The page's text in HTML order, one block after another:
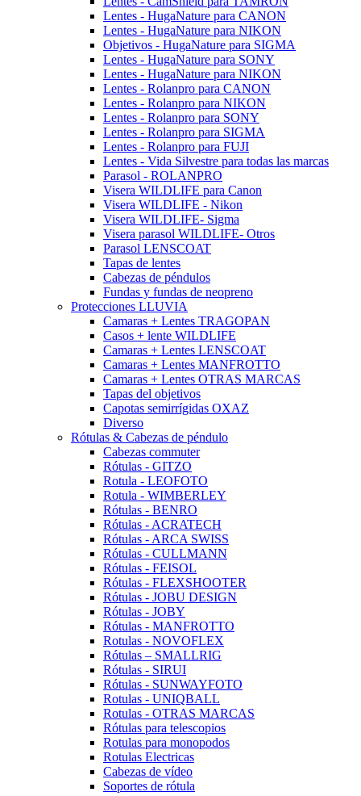
Lentes - HugaNature para CANON
Lentes - HugaNature para NIKON
Objetivos - HugaNature para SIGMA
Lentes - HugaNature para SONY
Lentes - HugaNature para NIKON
Lentes - Rolanpro para CANON
Lentes - Rolanpro para NIKON
Lentes - Rolanpro para SONY
Lentes - Rolanpro para SIGMA
Lentes - Rolanpro para FUJI
Lentes - Vida Silvestre para todas las marcas
Parasol - ROLANPRO
Visera WILDLIFE para Canon
Visera WILDLIFE - Nikon
Visera WILDLIFE- Sigma
Visera parasol WILDLIFE- Otros
Parasol LENSCOAT
Tapas de lentes
Cabezas de péndulos
Fundas y fundas de neopreno
Protecciones LLUVIA
Camaras + Lentes TRAGOPAN
Casos + lente WILDLIFE
Camaras + Lentes LENSCOAT
Camaras + Lentes MANFROTTO
Camaras + Lentes OTRAS MARCAS
Tapas del objetivos
Capotas semirrígidas OXAZ
Diverso
Rótulas & Cabezas de péndulo
Cabezas commuter
Rótulas - GITZO
Rotula - LEOFOTO
Rotula - WIMBERLEY
Rótulas - BENRO
Rótulas - ACRATECH
Rótulas - ARCA SWISS
Rótulas - CULLMANN
Rótulas - FEISOL
Rótulas - FLEXSHOOTER
Rótulas - JOBU DESIGN
Rótulas - JOBY
Rótulas - MANFROTTO
Rotulas - NOVOFLEX
Rótulas – SMALLRIG
Rótulas - SIRUI
Rótulas - SUNWAYFOTO
Rotulas - UNIQBALL
Rotulas - OTRAS MARCAS
Rótulas para telescopios
Rotulas para monopodos
Rotulas Electricas
Cabezas de vídeo
Soportes de rótula